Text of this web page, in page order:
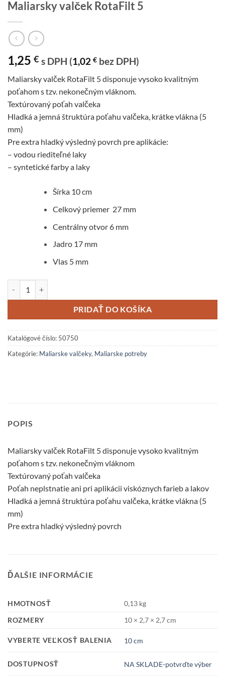
Maliarsky valček RotaFilt 5
1,25 € s DPH (1,02 € bez DPH)
Maliarsky valček RotaFilt 5 disponuje vysoko kvalitným
poťahom s tzv. nekonečným vláknom.
Textúrovaný poťah valčeka
Hladká a jemná štruktúra poťahu valčeka, krátke vlákna (5
mm)
Pre extra hladký výsledný povrch pre aplikácie:
– vodou riediteľné laky
– syntetické farby a laky
Šírka 10 cm
Celkový priemer 27 mm
Centrálny otvor 6 mm
Jadro 17 mm
Vlas 5 mm
PRIDAŤ DO KOŠÍKA
Katalógové číslo: 50750
Kategórie: Maliarske valčeky, Maliarske potreby
POPIS
Maliarsky valček RotaFilt 5 disponuje vysoko kvalitným
poťahom s tzv. nekonečným vláknom
Textúrovaný poťah valčeka
Poťah neplstnatie ani pri aplikácii viskóznych farieb a lakov
Hladká a jemná štruktúra poťahu valčeka, krátke vlákna (5
mm)
Pre extra hladký výsledný povrch
ĎALŠIE INFORMÁCIE
HMOTNOSŤ
0,13 kg
ROZMERY
10 × 2,7 × 2,7 cm
VYBERTE VEĽKOSŤ BALENIA 10 cm
DOSTUPNOSŤ NA SKLADE-potvrďte výber